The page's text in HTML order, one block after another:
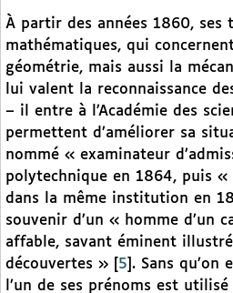
À partir des années 1860, ses
mathématiques, qui
géométrie, mais aussi la
lui valent la reconnaissance
– il entre à l’Académie des
permettent d’améliorer sa
nommé « examinateur
polytechnique en 1864, puis
dans la même institution en
souvenir d’un « homme d’un
affable, savant éminent
découvertes »
5 . Sans qu’on
l’un de ses prénoms est